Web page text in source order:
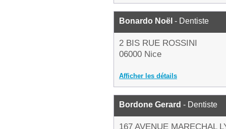
Bonardo Noël - Dentiste
2 BIS RUE ROSSINI
06000 Nice
Afficher les détails
Bordone Gerard - Dentiste
167 AVENUE MARECHAL